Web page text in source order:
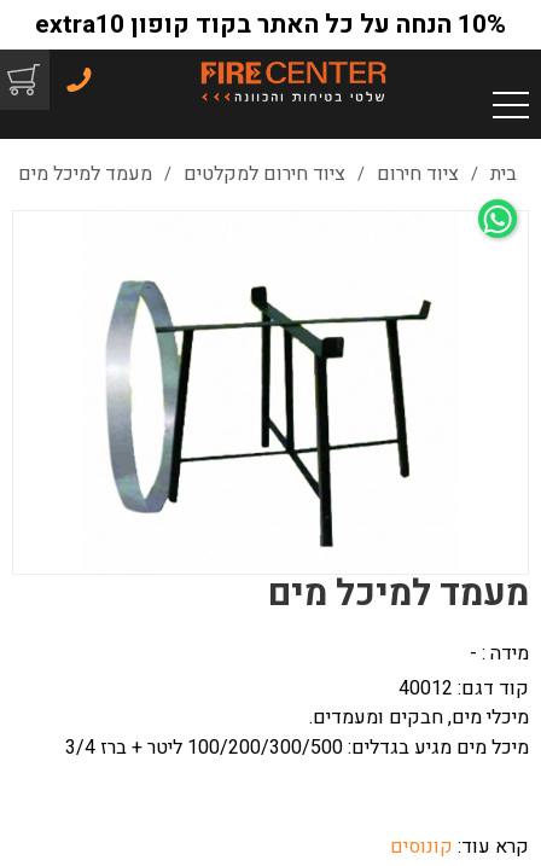
10% הנחה על כל האתר בקוד קופון extra10
בית / ציוד חירום / ציוד חירום למקלטים / מעמד למיכל מים
מעמד למיכל מים
מידה : -
קוד דגם: 40012
מיכלי מים, חבקים ומעמדים.
מיכל מים מגיע בגדלים: 100/200/300/500 ליטר + ברז 3/4
קרא עוד: קונוסים